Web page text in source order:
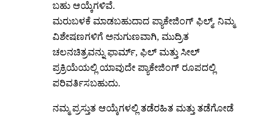
ಬಹು ಆಯ್ಕೆಗಳಿವೆ.
ಮರುಬಳಕೆ ಮಾಡಬಹುದಾದ ಪ್ಯಾಕೇಜಿಂಗ್ ಫಿಲ್ಮ್. ನಿಮ್ಮ
ವಿಶೇಷಣಗಳಿಗೆ ಅನುಗುಣವಾಗಿ, ಮುದ್ರಿತ
ಚಲನಚಿತ್ರವನ್ನು ಫಾರ್ಮ್, ಫಿಲ್ ಮತ್ತು ಸೀಲ್
ಪ್ರಕ್ರಿಯೆಯಲ್ಲಿ ಯಾವುದೇ ಪ್ಯಾಕೇಜಿಂಗ್ ರೂಪದಲ್ಲಿ
ಪರಿವರ್ತಿಸಬಹುದು.
ನಮ್ಮ ಪ್ರಸ್ತುತ ಆಯ್ಕೆಗಳಲ್ಲಿ ತಡೆರಹಿತ ಮತ್ತು ತಡೆಗೋಡೆ